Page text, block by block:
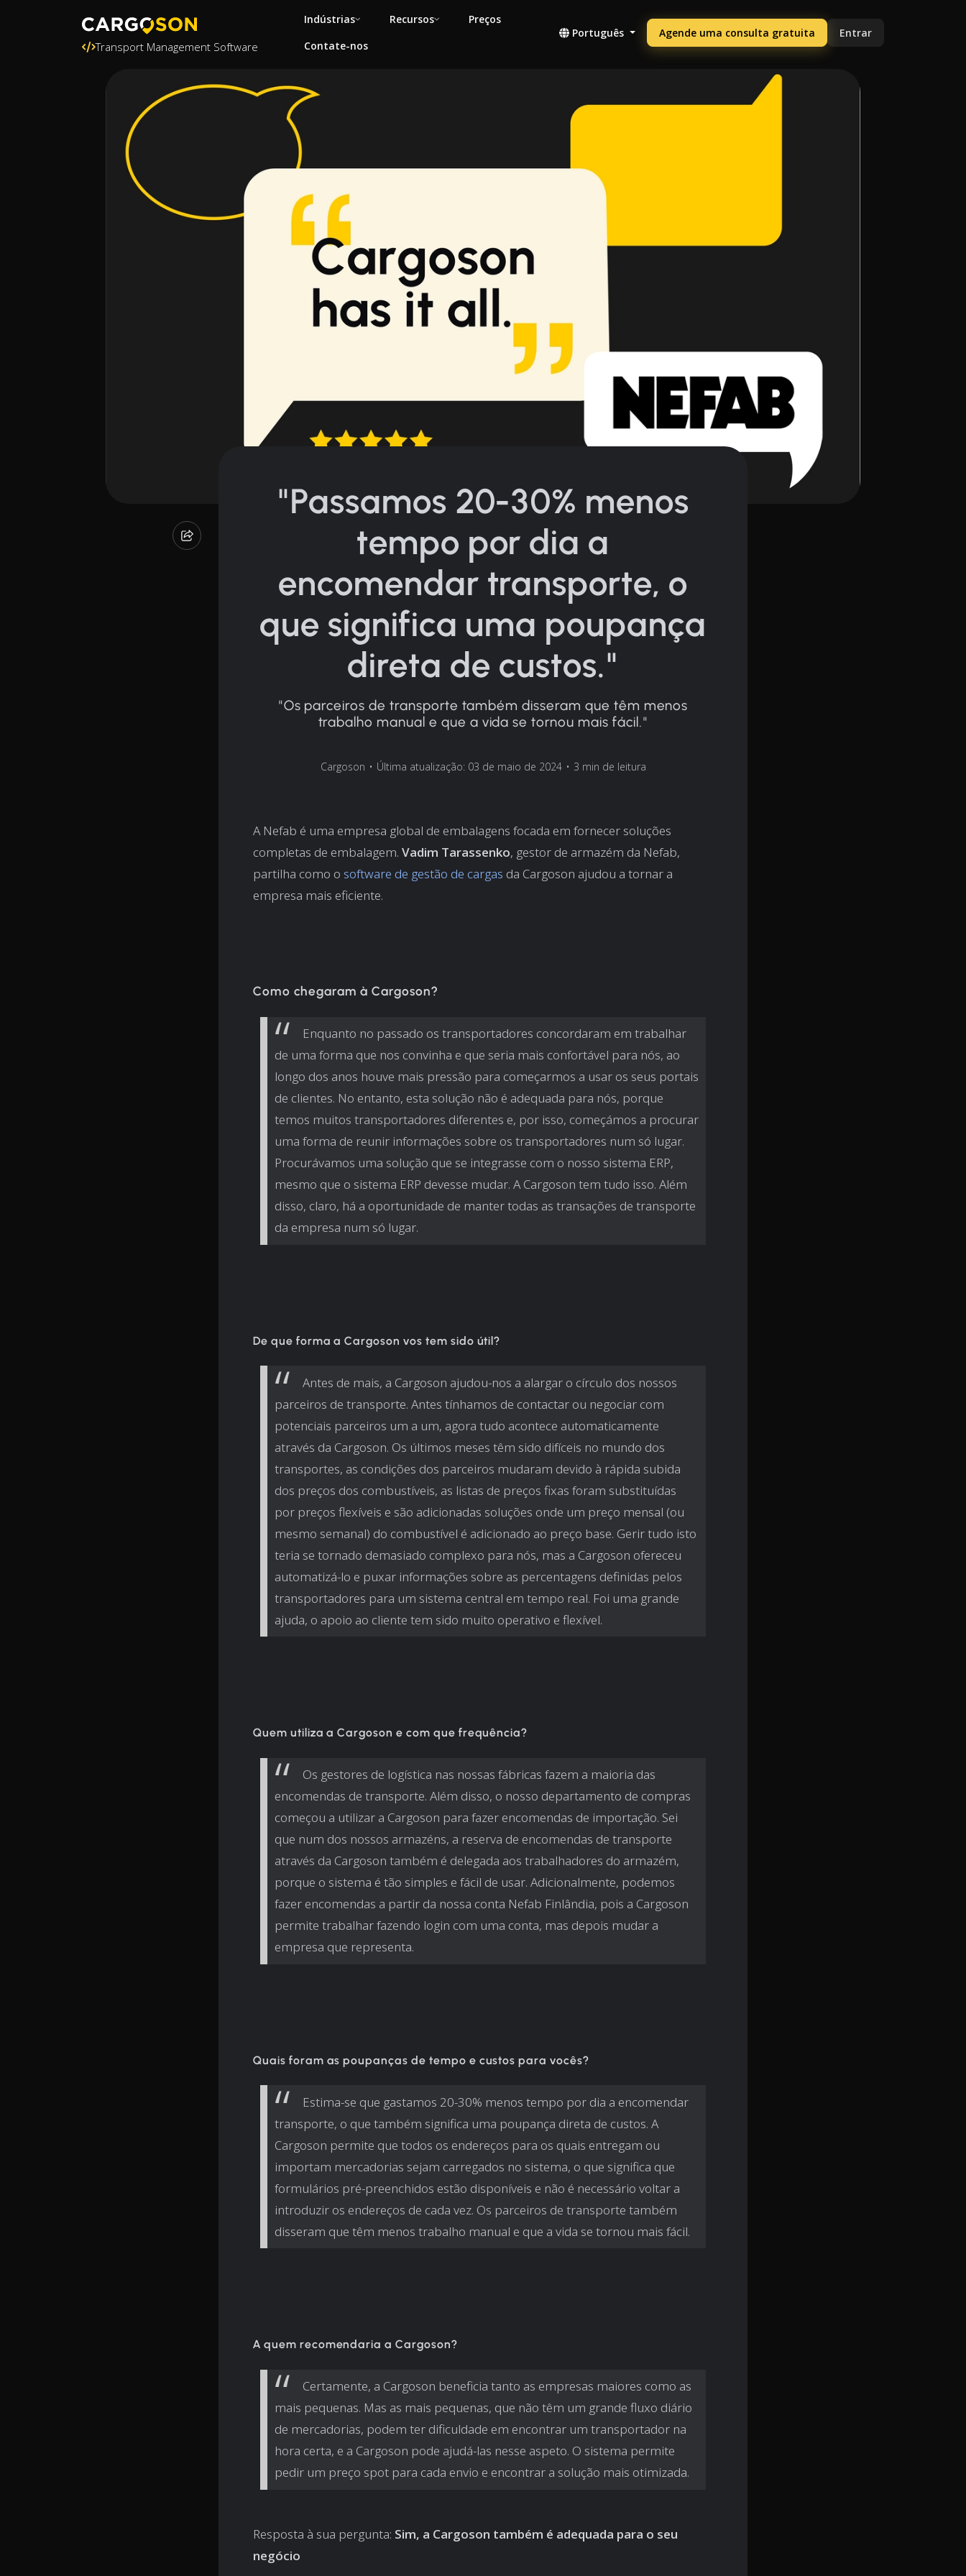
Transport Management Software
Indústrias Recursos
Preços
Contate-nos
Português Agende uma consulta gratuita Entrar
"Passamos 20-30% menos
tempo por dia a
encomendar transporte, o
que significa uma poupança
direta de custos."
"Os parceiros de transporte também disseram que têm menos
trabalho manual e que a vida se tornou mais fácil."
Cargoson • Última atualização: 03 de maio de 2024 • 3 min de leitura
A Nefab é uma empresa global de embalagens focada em fornecer soluções
completas de embalagem. Vadim Tarassenko, gestor de armazém da Nefab,
partilha como o software de gestão de cargas da Cargoson ajudou a tornar a
empresa mais eficiente.
Como chegaram à Cargoson?
Enquanto no passado os transportadores concordaram em trabalhar
de uma forma que nos convinha e que seria mais confortável para nós, ao
longo dos anos houve mais pressão para começarmos a usar os seus portais
de clientes. No entanto, esta solução não é adequada para nós, porque
temos muitos transportadores diferentes e, por isso, começámos a procurar
uma forma de reunir informações sobre os transportadores num só lugar.
Procurávamos uma solução que se integrasse com o nosso sistema ERP,
mesmo que o sistema ERP devesse mudar. A Cargoson tem tudo isso. Além
disso, claro, há a oportunidade de manter todas as transações de transporte
da empresa num só lugar.
De que forma a Cargoson vos tem sido útil?
Antes de mais, a Cargoson ajudou-nos a alargar o círculo dos nossos
parceiros de transporte. Antes tínhamos de contactar ou negociar com
potenciais parceiros um a um, agora tudo acontece automaticamente
através da Cargoson. Os últimos meses têm sido difíceis no mundo dos
transportes, as condições dos parceiros mudaram devido à rápida subida
dos preços dos combustíveis, as listas de preços fixas foram substituídas
por preços flexíveis e são adicionadas soluções onde um preço mensal (ou
mesmo semanal) do combustível é adicionado ao preço base. Gerir tudo isto
teria se tornado demasiado complexo para nós, mas a Cargoson ofereceu
automatizá-lo e puxar informações sobre as percentagens definidas pelos
transportadores para um sistema central em tempo real. Foi uma grande
ajuda, o apoio ao cliente tem sido muito operativo e flexível.
Quem utiliza a Cargoson e com que frequência?
Os gestores de logística nas nossas fábricas fazem a maioria das
encomendas de transporte. Além disso, o nosso departamento de compras
começou a utilizar a Cargoson para fazer encomendas de importação. Sei
que num dos nossos armazéns, a reserva de encomendas de transporte
através da Cargoson também é delegada aos trabalhadores do armazém,
porque o sistema é tão simples e fácil de usar. Adicionalmente, podemos
fazer encomendas a partir da nossa conta Nefab Finlândia, pois a Cargoson
permite trabalhar fazendo login com uma conta, mas depois mudar a
empresa que representa.
Quais foram as poupanças de tempo e custos para vocês?
Estima-se que gastamos 20-30% menos tempo por dia a encomendar
transporte, o que também significa uma poupança direta de custos. A
Cargoson permite que todos os endereços para os quais entregam ou
importam mercadorias sejam carregados no sistema, o que significa que
formulários pré-preenchidos estão disponíveis e não é necessário voltar a
introduzir os endereços de cada vez. Os parceiros de transporte também
disseram que têm menos trabalho manual e que a vida se tornou mais fácil.
A quem recomendaria a Cargoson?
Certamente, a Cargoson beneficia tanto as empresas maiores como as
mais pequenas. Mas as mais pequenas, que não têm um grande fluxo diário
de mercadorias, podem ter dificuldade em encontrar um transportador na
hora certa, e a Cargoson pode ajudá-las nesse aspeto. O sistema permite
pedir um preço spot para cada envio e encontrar a solução mais otimizada.
Resposta à sua pergunta: Sim, a Cargoson também é adequada para o seu
negócio